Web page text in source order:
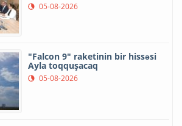
05-08-2026
"Falcon 9" raketinin bir hissəsi
Ayla toqquşacaq
05-08-2026